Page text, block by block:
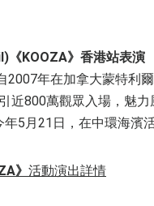
《KOOZA》香港站表演
2007年在加拿大蒙特利
近800萬觀眾入場，魅
5月21日，在中環海濱
》 活動演出詳情